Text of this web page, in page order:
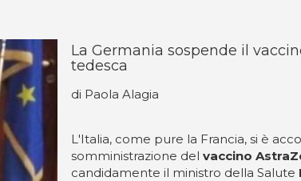
La Germania sospende il
tedesca
di Paola Alagia
L'Italia, come pure la Francia, si è
somministrazione del vaccino
candidamente il ministro della Salute